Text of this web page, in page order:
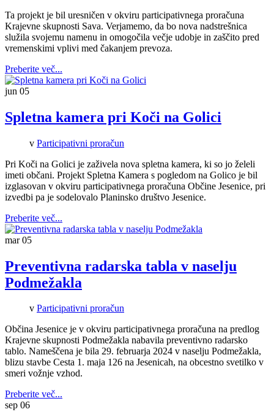
Ta projekt je bil uresničen v okviru participativnega proračuna
Krajevne skupnosti Sava. Verjamemo, da bo nova nadstrešnica
služila svojemu namenu in omogočila večje udobje in zaščito pred
vremenskimi vplivi med čakanjem prevoza.
Preberite več...
jun 05
Spletna kamera pri Koči na Golici
v Participativni proračun
Pri Koči na Golici je zaživela nova spletna kamera, ki so jo želeli
imeti občani. Projekt Spletna Kamera s pogledom na Golico je bil
izglasovan v okviru participativnega proračuna Občine Jesenice, pri
izvedbi pa je sodelovalo Planinsko društvo Jesenice.
Preberite več...
mar05
Preventivna radarska tabla v naselju
Podmežakla
v Participativni proračun
Občina Jesenice je v okviru participativnega proračuna na predlog
Krajevne skupnosti Podmežakla nabavila preventivno radarsko
tablo. Nameščena je bila 29. februarja 2024 v naselju Podmežakla,
blizu stavbe Cesta 1. maja 126 na Jesenicah, na obcestno svetilko v
smeri vožnje vzhod.
Preberite več...
sep 06